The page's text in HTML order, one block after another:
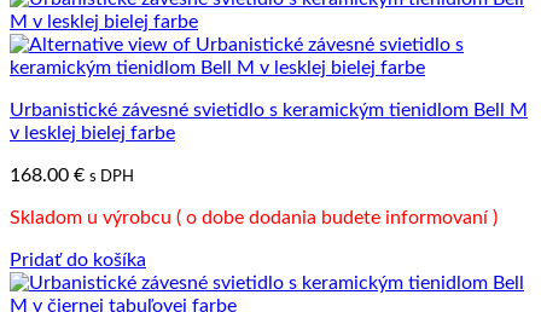
Urbanistické závesné svietidlo s keramickým tienidlom Bell M
v lesklej bielej farbe
168.00 € s DPH
Skladom u výrobcu ( o dobe dodania budete informovaní )
Pridať do košíka